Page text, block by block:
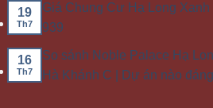
19
Th7
Giá Chung Cư Hạ Long Xanh
939
16
Th7
So sánh Noble Palace Hạ
Hà Khánh C | Dự án nào